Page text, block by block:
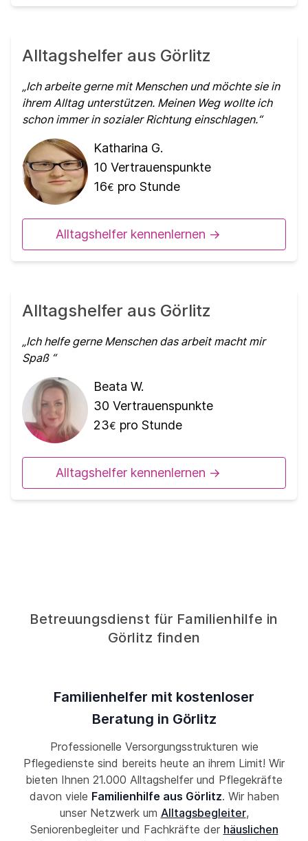
Alltagshelfer aus Görlitz
Ich arbeite gerne mit Menschen und möchte sie in
ihrem Alltag unterstützen. Meinen Weg wollte ich
schon immer in sozialer Richtung einschlagen.
Katharina G.
10 Vertrauenspunkte
16€ pro Stunde
Alltagshelfer kennenlernen ->
Alltagshelfer aus Görlitz
Ich helfe gerne Menschen das arbeit macht mir
Spaß
Beata W.
30 Vertrauenspunkte
23€ pro Stunde
Alltagshelfer kennenlernen ->
Betreuungsdienst für Familienhilfe in
Görlitz finden
Familienhelfer mit kostenloser
Beratung in Görlitz
Professionelle Versorgungsstrukturen wie
Pflegedienste sind bereits heute an ihrem Limit! Wir
bieten Ihnen 21.000 Alltagshelfer und Pflegekräfte
davon viele Familienhilfe aus Görlitz. Wir haben
unser Netzwerk um Alltagsbegleiter,
Seniorenbegleiter und Fachkräfte der häuslichen